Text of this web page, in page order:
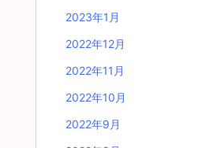
2023年1月
2022年12月
2022年11月
2022年10月
2022年9月